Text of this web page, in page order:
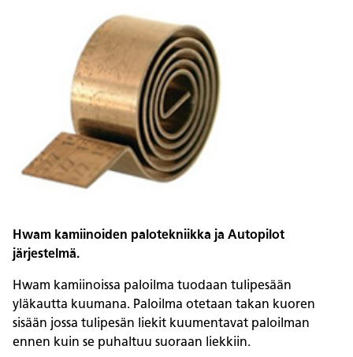
Hwam kamiinoiden palotekniikka ja Autopilot
järjestelmä.
Hwam kamiinoissa paloilma tuodaan tulipesään
yläkautta kuumana. Paloilma otetaan takan kuoren
sisään jossa tulipesän liekit kuumentavat paloilman
ennen kuin se puhaltuu suoraan liekkiin.